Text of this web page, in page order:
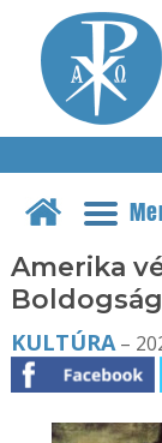
Amerika
KULTÚRA–